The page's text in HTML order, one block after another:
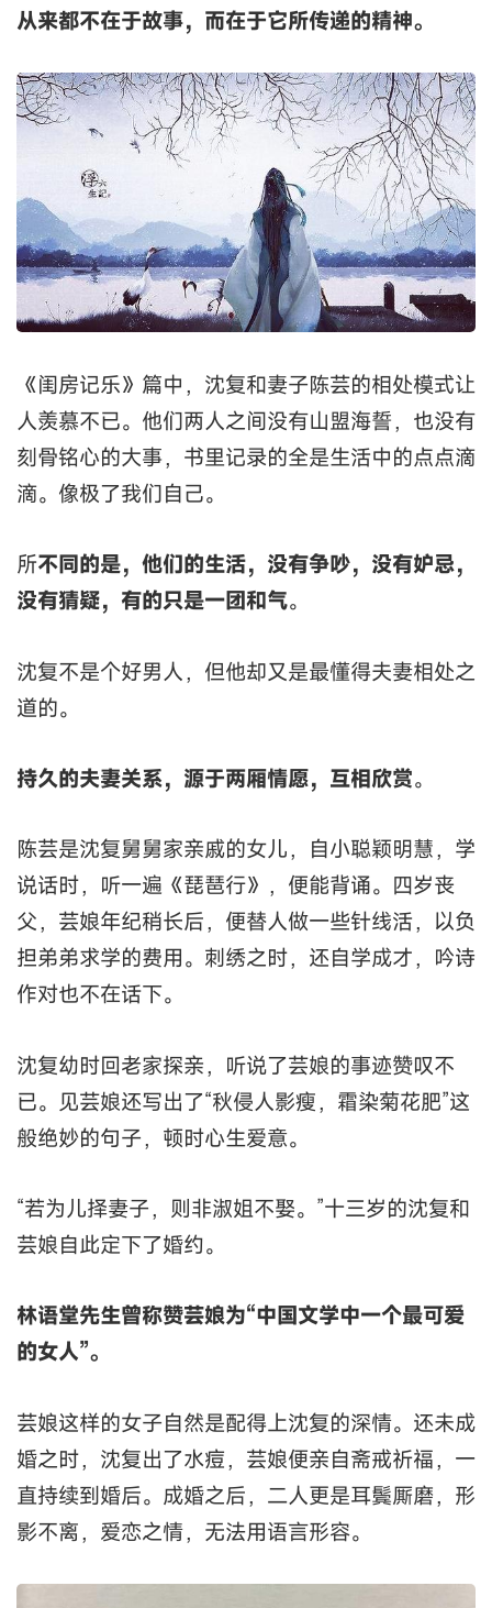
从来都不在于故事，而在于它所传递的精神。
《闺房记乐》篇中，沈复和妻子陈芸的相处模式让
人羡慕不已。他们两人之间没有山盟海誓，也没有
刻骨铭心的大事，书里记录的全是生活中的点点滴
滴。像极了我们自己。
所不同的是，他们的生活，没有争吵，没有妒忌，
没有猜疑，有的只是一团和气。
沈复不是个好男人，但他却又是最懂得夫妻相处之
道的。
持久的夫妻关系，源于两厢情愿，互相欣赏。
陈芸是沈复舅舅家亲戚的女儿，自小聪颖明慧，学
说话时，听一遍《琵琶行》，便能背诵。四岁丧
父，芸娘年纪稍长后，便替人做一些针线活，以负
担弟弟求学的费用。刺绣之时，还自学成才，吟诗
作对也不在话下。
沈复幼时回老家探亲，听说了芸娘的事迹赞叹不
已。见芸娘还写出了“秋侵人影瘦，霜染菊花肥”这
般绝妙的句子，顿时心生爱意。
“若为儿择妻子，则非淑姐不娶。”十三岁的沈复和
芸娘自此定下了婚约。
林语堂先生曾称赞芸娘为“中国文学中一个最可爱
的女人”。
芸娘这样的女子自然是配得上沈复的深情。还未成
婚之时，沈复出了水痘，芸娘便亲自斋戒祈福，一
直持续到婚后。成婚之后，二人更是耳鬓厮磨，形
影不离，爱恋之情，无法用语言形容。